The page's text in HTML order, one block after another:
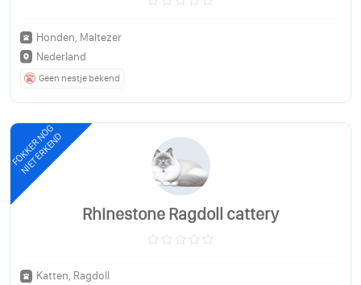
Honden, Maltezer
Nederland
Geen nestje bekend
FOKKER NOG
NIET ERKEND
Rhinestone Ragdoll cattery
Katten, Ragdoll